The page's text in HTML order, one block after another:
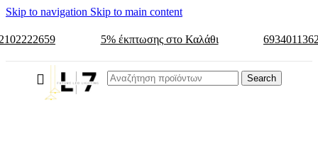
Skip to navigation Skip to main content
5% έκπτωσης στο Καλάθι
Search